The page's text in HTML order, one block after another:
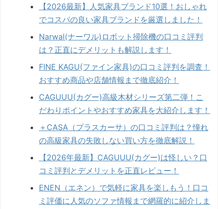
【2026最新】人気家具ブランド10選！おしゃれ
でコスパの良い家具ブランドを厳選しました！
Narwal(ナーワル)ロボット掃除機の口コミ評判
は？正直にデメリットも解説します！
FINE KAGU(ファイン家具)の口コミ評判を調査！
おすすめ商品や店舗情報まで徹底紹介！
CAGUUU(カグー)高級木材シリーズ第二弾！こ
だわりポイントやおすすめ家具を大紹介します！
＋CASA（プラスカーサ）の口コミ評判は？憧れ
の高級家具の失敗しない買い方を徹底解説！
【2026年最新】CAGUUU(カグー)は怪しい？口
コミ評判とデメリットを正直レビュー！
ENEN（エネン）で気軽に家具を楽しもう！口コ
ミ評価に人気のソファ情報まで網羅的に紹介しま